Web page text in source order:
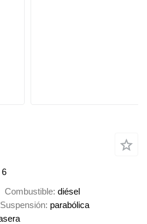
6
Combustible diésel
Suspensión parabólica